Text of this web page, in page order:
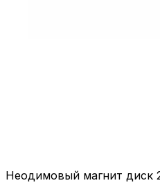
Неодимовый магнит диск